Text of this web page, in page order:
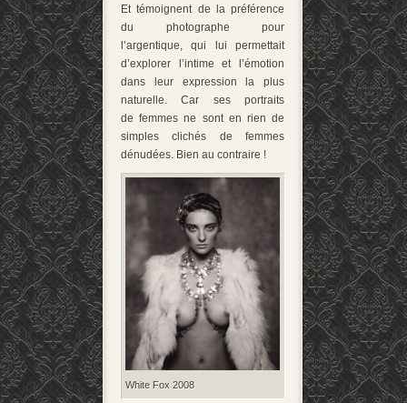
Et témoignent de la préférence
du photographe pour
l’argentique, qui lui permettait
d’explorer l’intime et l’émotion
dans leur expression la plus
naturelle. Car ses portraits
de femmes ne sont en rien de
simples clichés de femmes
dénudées. Bien au contraire !
White Fox 2008